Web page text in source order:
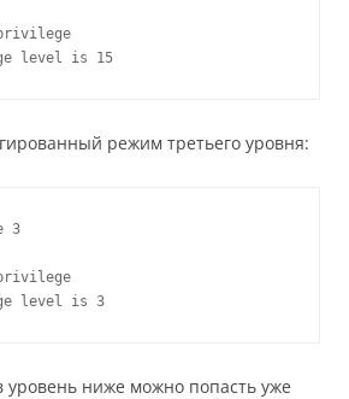
level is 15
режим третьего уровня:
3
level is 3
уровень ниже можно попасть уже